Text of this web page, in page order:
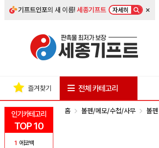
기프트인포의 새 이름!세종기프트 자세히 ×
인기카테고리
TOP 10
1 에코백
즐겨찾기 전체 카테고리
홈 볼펜/메모/수첩/사무 볼펜